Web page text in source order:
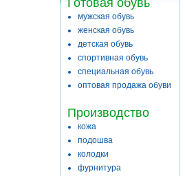
Готовая обувь
мужская обувь
женская обувь
детская обувь
спортивная обувь
специальная обувь
оптовая продажа обуви
Производство
кожа
подошва
колодки
фурнитура